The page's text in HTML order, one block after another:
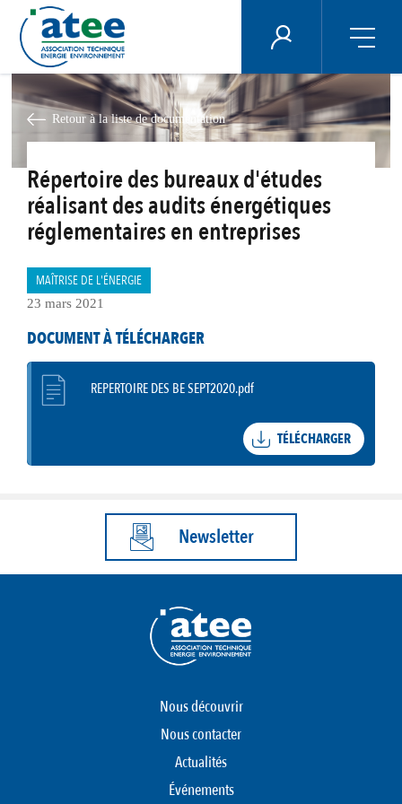
au
contenu
principal
ÉNERGIE PLUS
Retour à la liste de documentation
Répertoire des bureaux d'études
réalisant des audits énergétiques
réglementaires en entreprises
MAÎTRISE DE L'ÉNERGIE
23 mars 2021
DOCUMENT À TÉLÉCHARGER
REPERTOIRE DES BE SEPT2020.pdf
TÉLÉCHARGER
Newsletter
Nous découvrir
Nous contacter
Actualités
Événements
Panneau de gestion des cookies